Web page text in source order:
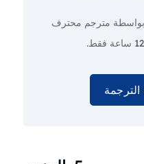
مترجم محترف